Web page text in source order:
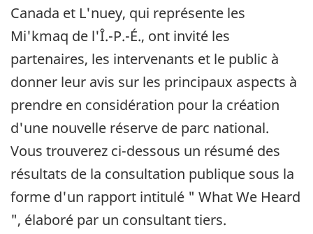
Canada et L'nuey, qui représente les
Mi'kmaq de l'Î.-P.-É., ont invité les
partenaires, les intervenants et le public à
donner leur avis sur les principaux aspects à
prendre en considération pour la création
d'une nouvelle réserve de parc national.
Vous trouverez ci-dessous un résumé des
résultats de la consultation publique sous la
forme d'un rapport intitulé " What We Heard
", élaboré par un consultant tiers.